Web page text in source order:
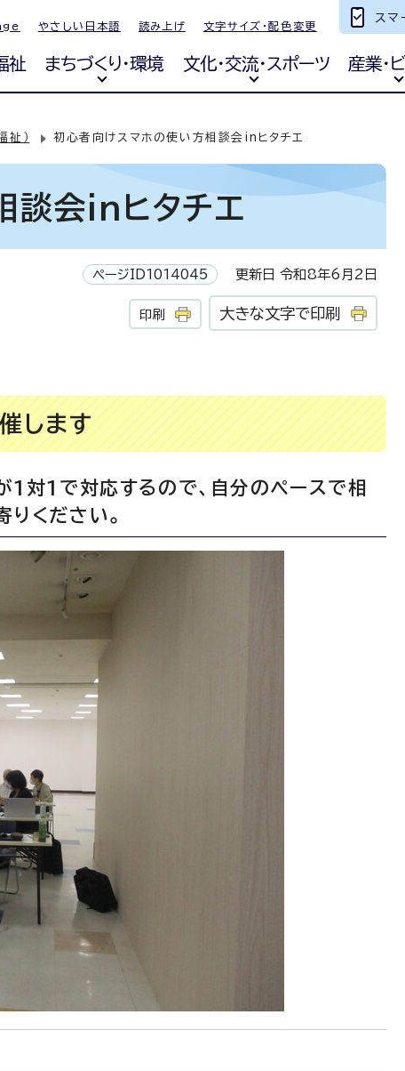
やさしい日本語 読み上げ 文字サイズ・配色変更
スマ
祉 まちづくり・環境 文化・交流・スポーツ 産業・
祉） 初心者向けスマホの使い方相談会inヒタチエ
談会inヒタチエ
ページID1014045 更新日 令和8年6月2日
印刷 大きな文字で印刷
します
1対1で対応するので、自分のペースで相
ください。